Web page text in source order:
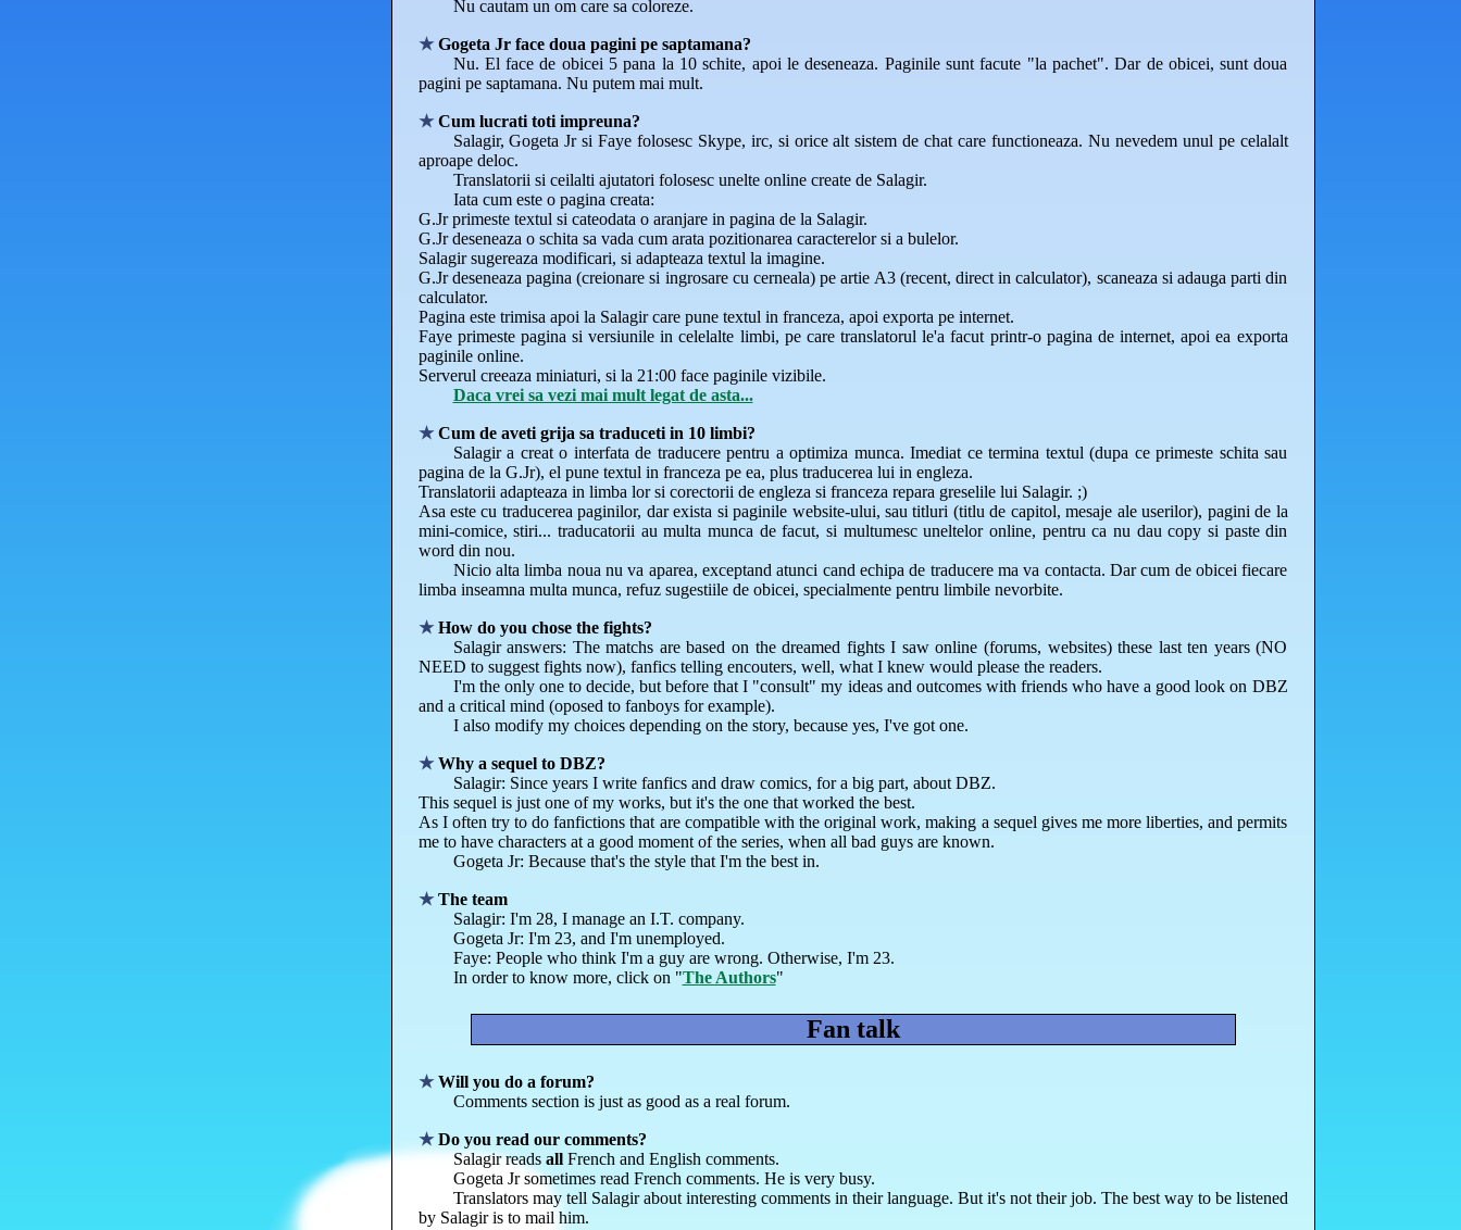
Nu cautam un om care sa coloreze.
Gogeta Jr face doua pagini pe saptamana?
Nu. El face de obicei 5 pana la 10 schite, apoi le deseneaza. Paginile sunt facute "la pachet". Dar de obicei, sunt doua
pagini pe saptamana. Nu putem mai mult.
Cum lucrati toti impreuna?
Salagir, Gogeta Jr si Faye folosesc Skype, irc, si orice alt sistem de chat care functioneaza. Nu nevedem unul pe celalalt
aproape deloc.
Translatorii si ceilalti ajutatori folosesc unelte online create de Salagir.
Iata cum este o pagina creata:
G.Jr primeste textul si cateodata o aranjare in pagina de la Salagir.
G.Jr deseneaza o schita sa vada cum arata pozitionarea caracterelor si a bulelor.
Salagir sugereaza modificari, si adapteaza textul la imagine.
G.Jr deseneaza pagina (creionare si ingrosare cu cerneala) pe artie A3 (recent, direct in calculator), scaneaza si adauga parti din
calculator.
Pagina este trimisa apoi la Salagir care pune textul in franceza, apoi exporta pe internet.
Faye primeste pagina si versiunile in celelalte limbi, pe care translatorul le'a facut printr-o pagina de internet, apoi ea exporta
paginile online.
Serverul creeaza miniaturi, si la 21:00 face paginile vizibile.
Daca vrei sa vezi mai mult legat de asta...
Cum de aveti grija sa traduceti in 10 limbi?
Salagir a creat o interfata de traducere pentru a optimiza munca. Imediat ce termina textul (dupa ce primeste schita sau
pagina de la G.Jr), el pune textul in franceza pe ea, plus traducerea lui in engleza.
Translatorii adapteaza in limba lor si corectorii de engleza si franceza repara greselile lui Salagir. ;)
Asa este cu traducerea paginilor, dar exista si paginile website-ului, sau titluri (titlu de capitol, mesaje ale userilor), pagini de la
mini-comice, stiri... traducatorii au multa munca de facut, si multumesc uneltelor online, pentru ca nu dau copy si paste din
word din nou.
Nicio alta limba noua nu va aparea, exceptand atunci cand echipa de traducere ma va contacta. Dar cum de obicei fiecare
limba inseamna multa munca, refuz sugestiile de obicei, specialmente pentru limbile nevorbite.
How do you chose the fights?
Salagir answers: The matchs are based on the dreamed fights I saw online (forums, websites) these last ten years (NO
NEED to suggest fights now), fanfics telling encouters, well, what I knew would please the readers.
I'm the only one to decide, but before that I "consult" my ideas and outcomes with friends who have a good look on DBZ
and a critical mind (oposed to fanboys for example).
I also modify my choices depending on the story, because yes, I've got one.
Why a sequel to DBZ?
Salagir: Since years I write fanfics and draw comics, for a big part, about DBZ.
This sequel is just one of my works, but it's the one that worked the best.
As I often try to do fanfictions that are compatible with the original work, making a sequel gives me more liberties, and permits
me to have characters at a good moment of the series, when all bad guys are known.
Gogeta Jr: Because that's the style that I'm the best in.
The team
Salagir: I'm 28, I manage an I.T. company.
Gogeta Jr: I'm 23, and I'm unemployed.
Faye: People who think I'm a guy are wrong. Otherwise, I'm 23.
In order to know more, click on "The Authors"
Fan talk
Will you do a forum?
Comments section is just as good as a real forum.
Do you read our comments?
Salagir reads allFrench and English comments.
Gogeta Jr sometimes read French comments. He is very busy.
Translators may tell Salagir about interesting comments in their language. But it's not their job. The best way to be listened
by Salagir is to mail him.